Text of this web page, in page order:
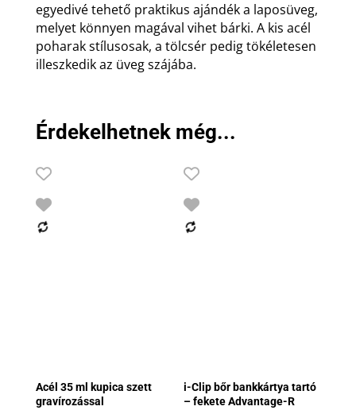
egyedivé tehető praktikus ajándék a laposüveg,
melyet könnyen magával vihet bárki. A kis acél
poharak stílusosak, a tölcsér pedig tökéletesen
illeszkedik az üveg szájába.
Érdekelhetnek még...
Acél 35 ml kupica szett
gravírozással
i-Clip bőr bankkártya tartó
– fekete Advantage-R